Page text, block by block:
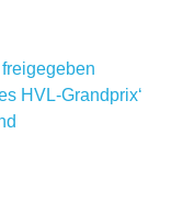
HVL-Grandprix‘